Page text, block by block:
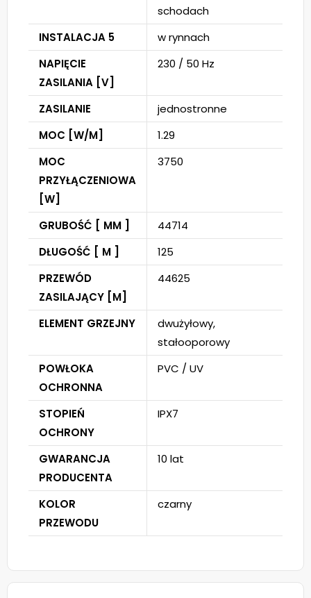
schodach
INSTALACJA 5
w rynnach
NAPIĘCIE
ZASILANIA [V]
230 / 50 Hz
ZASILANIE
jednostronne
MOC [W/M]
1.29
MOC
PRZYŁĄCZENIOWA
[W]
3750
GRUBOŚĆ [ MM ]
44714
DŁUGOŚĆ [ M ]
125
PRZEWÓD
ZASILAJĄCY [M]
44625
ELEMENT GRZEJNY
dwużyłowy,
stałooporowy
POWŁOKA
OCHRONNA
PVC / UV
STOPIEŃ
OCHRONY
IPX7
GWARANCJA
PRODUCENTA
10 lat
KOLOR
PRZEWODU
czarny